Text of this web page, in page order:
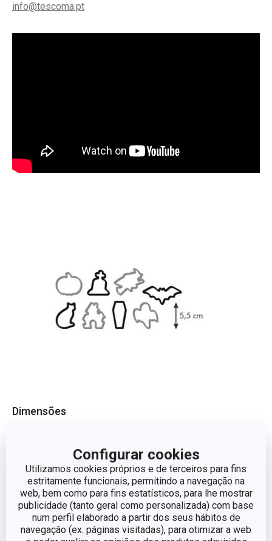
Configurar cookies
Utilizamos cookies próprios e de terceiros para fins
estritamente funcionais, permitindo a navegação na
web, bem como para fins estatísticos, para lhe mostrar
publicidade (tanto geral como personalizada) com base
num perfil elaborado a partir dos seus hábitos de
navegação (ex. páginas visitadas), para otimizar a web
info@tescoma.pt
Dimensões
Outros parâmetros
CATEGORIA Cortadores e rodas